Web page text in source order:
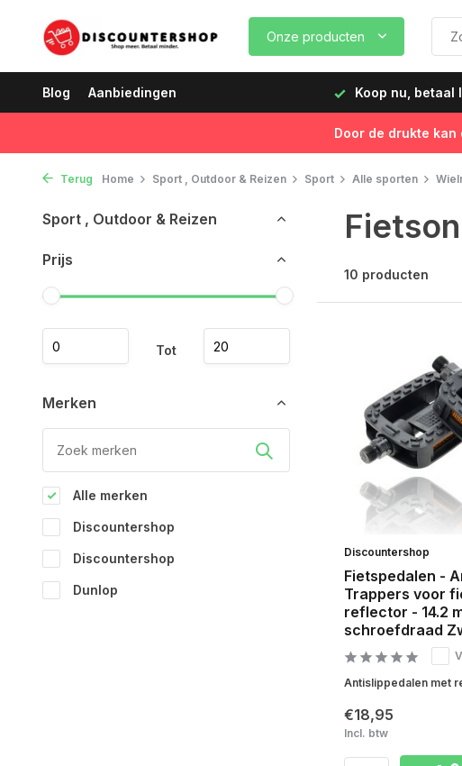
Onze producten
Blog Aanbiedingen
vóór 12:00 uur, de volgende dag geleverd! Koop nu, betaal
Door de drukte
Terug Home Sport , Outdoor & Reizen Sport Alle sporten
Sport , Outdoor & Reizen
Prijs
Tot
Merken
Alle merken
Discountershop
Discountershop
Dunlop
10 producten
Discountershop
Fietspedalen -
Trappers voor
reflector - 14.2
schroefdraad
Antislippedalen met
€18,95
Incl. btw